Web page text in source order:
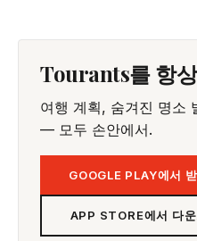
Tourants를 항
여행 계획, 숨겨진 명소
— 모두 손안에서.
GOOGLE PLAY에서
APP STORE에서 다